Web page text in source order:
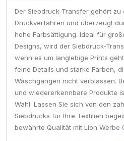
Der Siebdruck-Transfer gehört zu
Druckverfahren und überzeugt
hohe Farbsättigung. Ideal für
Designs, wird der Siebdruck-
wenn es um langlebige Prints
feine Details und starke Farben,
Waschgängen nicht verblassen.
und wiedererkennbare Produkte
Wahl. Lassen Sie sich von den
Siebdrucks für Ihre Textilien
bewährte Qualität mit Lion Werbe